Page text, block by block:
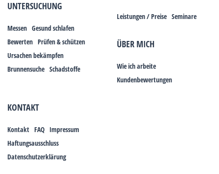
UNTERSUCHUNG
Messen Gesund schlafen
Bewerten Prüfen & schützen
Ursachen bekämpfen
Brunnensuche Schadstoffe
Leistungen / Preise Seminare
ÜBER MICH
Wie ich arbeite
Kundenbewertungen
KONTAKT
Kontakt FAQ Impressum
Haftungsausschluss
Datenschutzerklärung